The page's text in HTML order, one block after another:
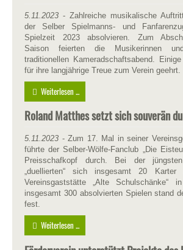
5.11.2023 - Zahlreiche musikalische
der Selber Spielmanns- und
Spielzeit 2023 absolvieren. Zum
Saison feierten die Musikerinnen
traditionellen Kameradschaftsabend.
für ihre langjährige Treue zum Verein geehrt.
Weiterlesen ...
Roland Matthes setzt sich souverän
5.11.2023 - Zum 17. Mal in seiner
führte der Selber-Wölfe-Fanclub „Die
Preisschafkopf durch. Bei der
„duellierten“ sich insgesamt 20
Vereinsgaststätte „Alte Schulschänke“
insgesamt 300 absolvierten Spielen stand
fest.
Weiterlesen ...